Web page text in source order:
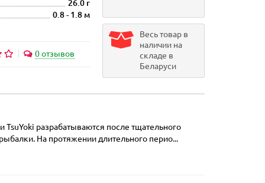
26.0 г
0.8 - 1.8 м
0 отзывов
Весь товар в
наличии на
складе в
Беларуси
разрабатываются после тщательного
На протяжении длительного перио...